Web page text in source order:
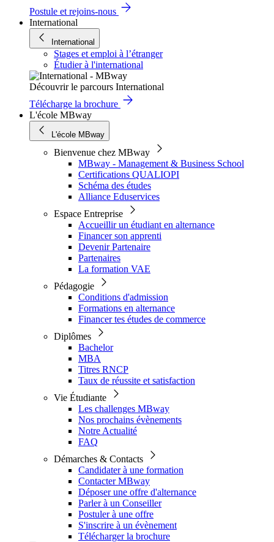
Postule et rejoins-nous
International
International
Stages et emploi à l’étranger
Étudier à l'international
Découvrir le parcours International
Télécharge la brochure
L'école MBway
L'école MBway
Bienvenue chez MBway
MBway - Management & Business School
Certifications QUALIOPI
Schéma des études
Alliance Eduservices
Espace Entreprise
Accueillir un étudiant en alternance
Financer son apprenti
Devenir Partenaire
Partenaires
La formation VAE
Pédagogie
Conditions d'admission
Formations en alternance
Financer tes études de commerce
Diplômes
Bachelor
MBA
Titres RNCP
Taux de réussite et satisfaction
Vie Étudiante
Les challenges MBway
Nos prochains évènements
Notre Actualité
FAQ
Démarches & Contacts
Candidater à une formation
Contacter MBway
Déposer une offre d'alternance
Parler à un Conseiller
Postuler à une offre
S'inscrire à un évènement
Télécharger la brochure